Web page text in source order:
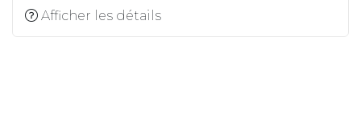
Afficher les détails